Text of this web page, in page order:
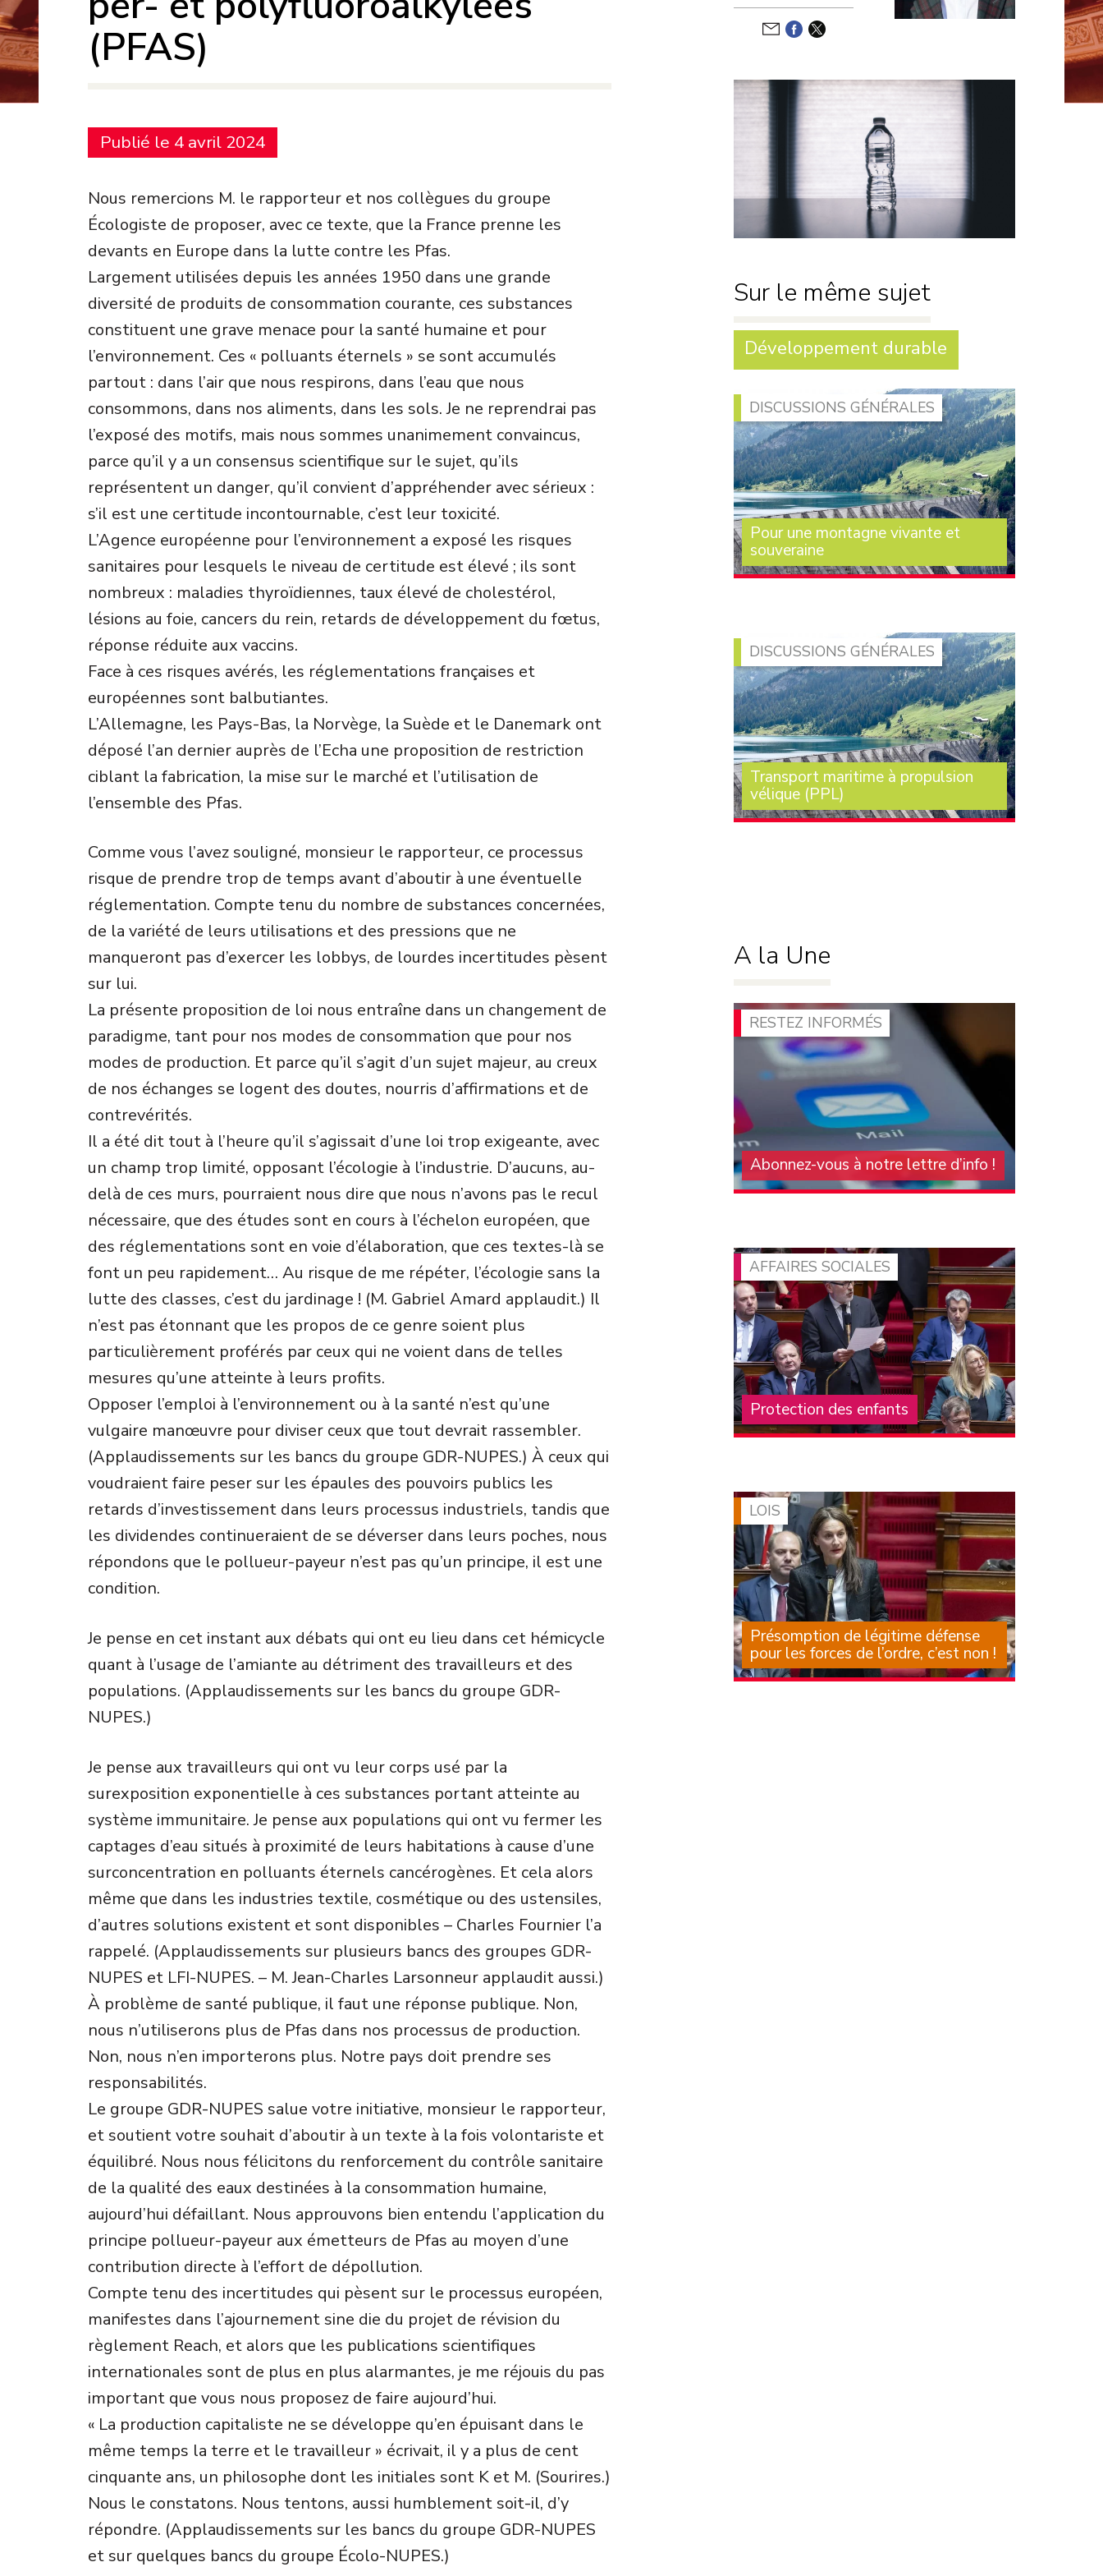
Développement
Défense nationale
Finances
Lois
(PFAS)
Publié le 4 avril 2024
Nous remercions M. le rapporteur et nos collègues du groupe
Écologiste de proposer, avec ce texte, que la France prenne les
devants en Europe dans la lutte contre les Pfas.
Largement utilisées depuis les années 1950 dans une grande
diversité de produits de consommation courante, ces substances
constituent une grave menace pour la santé humaine et pour
l’environnement. Ces « polluants éternels » se sont accumulés
partout : dans l’air que nous respirons, dans l’eau que nous
consommons, dans nos aliments, dans les sols. Je ne reprendrai pas
l’exposé des motifs, mais nous sommes unanimement convaincus,
parce qu’il y a un consensus scientifique sur le sujet, qu’ils
représentent un danger, qu’il convient d’appréhender avec sérieux :
s’il est une certitude incontournable, c’est leur toxicité.
L’Agence européenne pour l’environnement a exposé les risques
sanitaires pour lesquels le niveau de certitude est élevé ; ils sont
nombreux : maladies thyroïdiennes, taux élevé de cholestérol,
lésions au foie, cancers du rein, retards de développement du fœtus,
réponse réduite aux vaccins.
Face à ces risques avérés, les réglementations françaises et
européennes sont balbutiantes.
L’Allemagne, les Pays-Bas, la Norvège, la Suède et le Danemark ont
déposé l’an dernier auprès de l’Echa une proposition de restriction
ciblant la fabrication, la mise sur le marché et l’utilisation de
l’ensemble des Pfas.
Comme vous l’avez souligné, monsieur le rapporteur, ce processus
risque de prendre trop de temps avant d’aboutir à une éventuelle
réglementation. Compte tenu du nombre de substances concernées,
de la variété de leurs utilisations et des pressions que ne
manqueront pas d’exercer les lobbys, de lourdes incertitudes pèsent
sur lui.
La présente proposition de loi nous entraîne dans un changement de
paradigme, tant pour nos modes de consommation que pour nos
modes de production. Et parce qu’il s’agit d’un sujet majeur, au creux
de nos échanges se logent des doutes, nourris d’affirmations et de
contrevérités.
Il a été dit tout à l’heure qu’il s’agissait d’une loi trop exigeante, avec
un champ trop limité, opposant l’écologie à l’industrie. D’aucuns, au-
delà de ces murs, pourraient nous dire que nous n’avons pas le recul
nécessaire, que des études sont en cours à l’échelon européen, que
des réglementations sont en voie d’élaboration, que ces textes-là se
font un peu rapidement… Au risque de me répéter, l’écologie sans la
lutte des classes, c’est du jardinage ! (M. Gabriel Amard applaudit.) Il
n’est pas étonnant que les propos de ce genre soient plus
particulièrement proférés par ceux qui ne voient dans de telles
mesures qu’une atteinte à leurs profits.
Opposer l’emploi à l’environnement ou à la santé n’est qu’une
vulgaire manœuvre pour diviser ceux que tout devrait rassembler.
(Applaudissements sur les bancs du groupe GDR-NUPES.) À ceux qui
voudraient faire peser sur les épaules des pouvoirs publics les
retards d’investissement dans leurs processus industriels, tandis que
les dividendes continueraient de se déverser dans leurs poches, nous
répondons que le pollueur-payeur n’est pas qu’un principe, il est une
condition.
Je pense en cet instant aux débats qui ont eu lieu dans cet hémicycle
quant à l’usage de l’amiante au détriment des travailleurs et des
populations. (Applaudissements sur les bancs du groupe GDR-
NUPES.)
Je pense aux travailleurs qui ont vu leur corps usé par la
surexposition exponentielle à ces substances portant atteinte au
système immunitaire. Je pense aux populations qui ont vu fermer les
captages d’eau situés à proximité de leurs habitations à cause d’une
surconcentration en polluants éternels cancérogènes. Et cela alors
même que dans les industries textile, cosmétique ou des ustensiles,
d’autres solutions existent et sont disponibles – Charles Fournier l’a
rappelé. (Applaudissements sur plusieurs bancs des groupes GDR-
NUPES et LFI-NUPES. – M. Jean-Charles Larsonneur applaudit aussi.)
À problème de santé publique, il faut une réponse publique. Non,
nous n’utiliserons plus de Pfas dans nos processus de production.
Non, nous n’en importerons plus. Notre pays doit prendre ses
responsabilités.
Le groupe GDR-NUPES salue votre initiative, monsieur le rapporteur,
et soutient votre souhait d’aboutir à un texte à la fois volontariste et
équilibré. Nous nous félicitons du renforcement du contrôle sanitaire
de la qualité des eaux destinées à la consommation humaine,
aujourd’hui défaillant. Nous approuvons bien entendu l’application du
principe pollueur-payeur aux émetteurs de Pfas au moyen d’une
contribution directe à l’effort de dépollution.
Compte tenu des incertitudes qui pèsent sur le processus européen,
manifestes dans l’ajournement sine die du projet de révision du
règlement Reach, et alors que les publications scientifiques
internationales sont de plus en plus alarmantes, je me réjouis du pas
important que vous nous proposez de faire aujourd’hui.
« La production capitaliste ne se développe qu’en épuisant dans le
même temps la terre et le travailleur » écrivait, il y a plus de cent
cinquante ans, un philosophe dont les initiales sont K et M. (Sourires.)
Nous le constatons. Nous tentons, aussi humblement soit-il, d’y
répondre. (Applaudissements sur les bancs du groupe GDR-NUPES
et sur quelques bancs du groupe Écolo-NUPES.)
Sur le même sujet
Développement durable
DISCUSSIONS GÉNÉRALES
Pour une montagne vivante et
souveraine
La montagne française est souvent regardée
DISCUSSIONS GÉNÉRALES
Transport maritime à propulsion
vélique (PPL)
Je vois que M. le ministre des transports n’est
A la Une
RESTEZ INFORMÉS
Abonnez-vous à notre lettre d’info !
Pour vous tenir au courant de l'actualité du
connaître et la diffuser !
AFFAIRES SOCIALES
Protection des enfants
La crise structurelle de la protection de
documentée depuis de (…)
LOIS
Présomption de légitime défense
pour les forces de l’ordre, c’est non !
Il est des textes dont on sait, au moment